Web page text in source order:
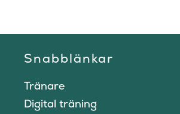
Snabblänkar
Tränare
Digital träning